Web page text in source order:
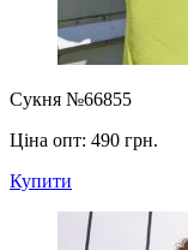
Сукня №66855
Ціна опт: 490 грн.
Купити